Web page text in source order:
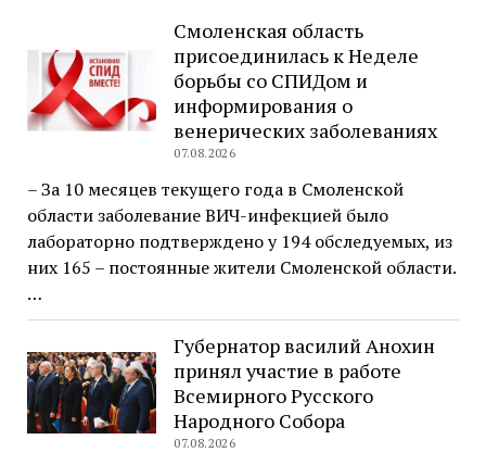
Смоленская область
присоединилась к Неделе
борьбы со СПИДом и
информирования о
венерических заболеваниях
07.08.2026
– За 10 месяцев текущего года в Смоленской
области заболевание ВИЧ-инфекцией было
лабораторно подтверждено у 194 обследуемых, из
них 165 – постоянные жители Смоленской области.
…
Губернатор василий Анохин
принял участие в работе
Всемирного Русского
Народного Собора
07.08.2026